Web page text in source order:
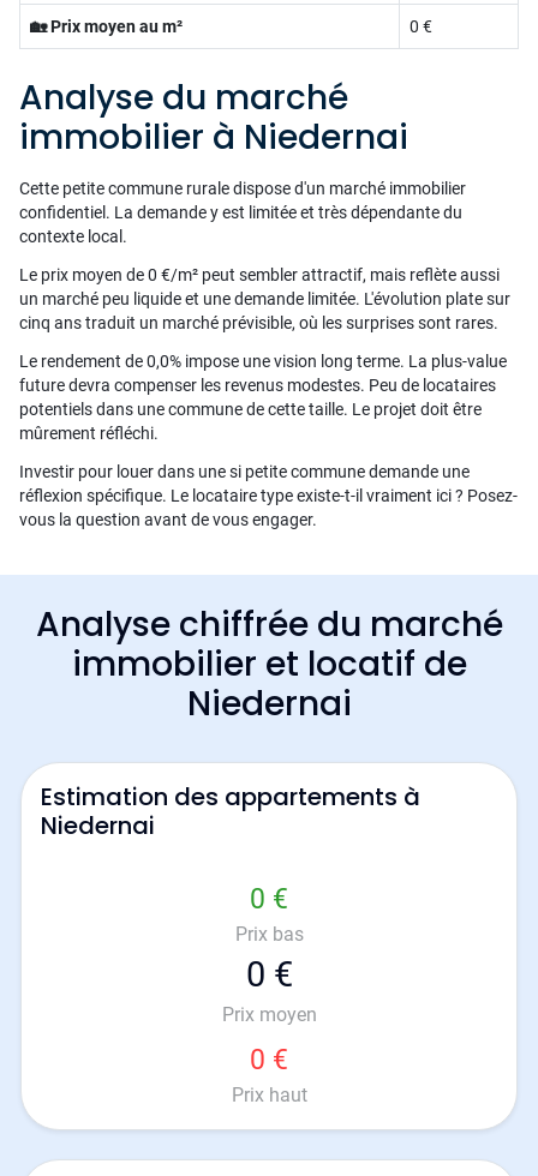
🏡 Prix moyen au m² 0 €
Analyse du marché
immobilier à Niedernai
Cette petite commune rurale dispose d'un marché immobilier
confidentiel. La demande y est limitée et très dépendante du
contexte local.
Le prix moyen de 0 €/m² peut sembler attractif, mais reflète aussi
un marché peu liquide et une demande limitée. L'évolution plate sur
cinq ans traduit un marché prévisible, où les surprises sont rares.
Le rendement de 0,0% impose une vision long terme. La plus-value
future devra compenser les revenus modestes. Peu de locataires
potentiels dans une commune de cette taille. Le projet doit être
mûrement réfléchi.
Investir pour louer dans une si petite commune demande une
réflexion spécifique. Le locataire type existe-t-il vraiment ici ? Posez-
vous la question avant de vous engager.
Analyse chiffrée du marché
immobilier et locatif de
Niedernai
Estimation des appartements à
Niedernai
0 €
Prix bas
0 €
Prix moyen
0 €
Prix haut